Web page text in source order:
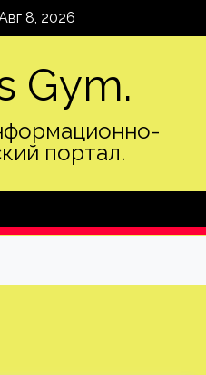
8, 2026
Gym.
портал.